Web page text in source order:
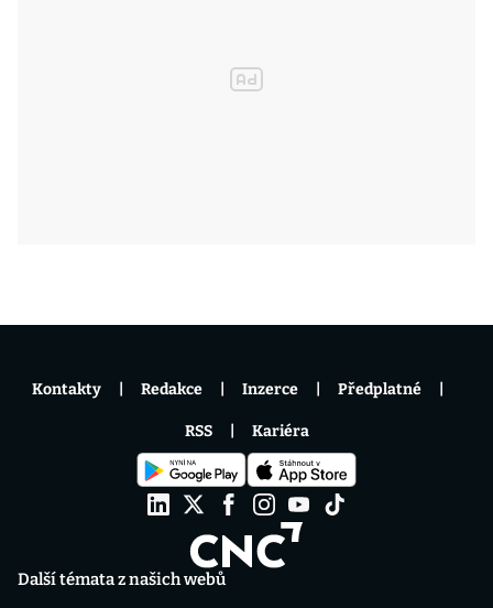
Další témata z našich webů
Kontakty Redakce Inzerce Předplatné
RSS Kariéra